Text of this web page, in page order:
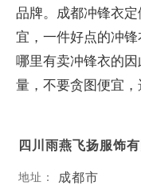
品牌。成都冲锋衣
宜，一件好点的冲
哪里有卖冲锋衣的
量，不要贪图便宜，
四川雨燕飞扬服饰
地址： 成都市